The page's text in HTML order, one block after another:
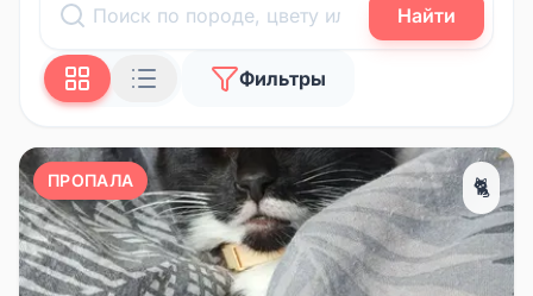
Найти
Фильтры
ПРОПАЛА 🐈